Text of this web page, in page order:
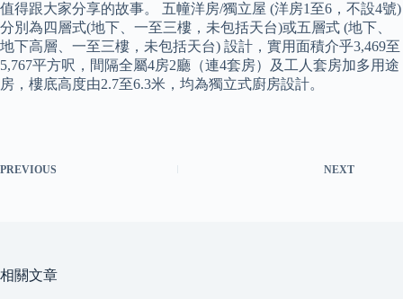
值得跟大家分享的故事。 五幢洋房/獨立屋 (洋房1至6，不設4號)
分別為四層式(地下、一至三樓，未包括天台)或五層式 (地下、
地下高層、一至三樓，未包括天台) 設計，實用面積介乎3,469至
5,767平方呎，間隔全屬4房2廳（連4套房）及工人套房加多用途
房，樓底高度由2.7至6.3米，均為獨立式廚房設計。
PREVIOUS NEXT
相關文章